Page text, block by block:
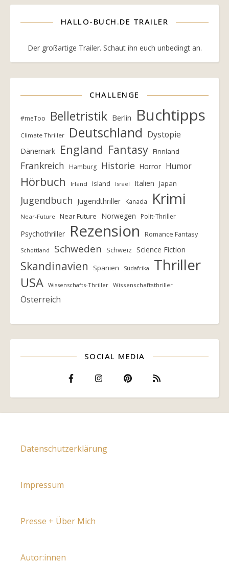
HALLO-BUCH.DE TRAILER
Der großartige Trailer. Schaut ihn euch unbedingt an.
CHALLENGE
#meToo Belletristik Berlin Buchtipps
Climate Thriller Deutschland Dystopie
Dänemark England Fantasy Finnland
Frankreich Hamburg Historie Horror Humor
Hörbuch Irland Island Israel Italien Japan
Jugendbuch Jugendthriller Kanada Krimi
Near-Future Near Future Norwegen Polit-Thriller
Psychothriller Rezension Romance Fantasy
Schottland Schweden Schweiz Science Fiction
Skandinavien Spanien Südafrika Thriller
USA Wissenschafts-Thriller Wissenschaftsthriller
Österreich
SOCIAL MEDIA
Datenschutzerklärung
Impressum
Presse + Über Mich
Autor:innen